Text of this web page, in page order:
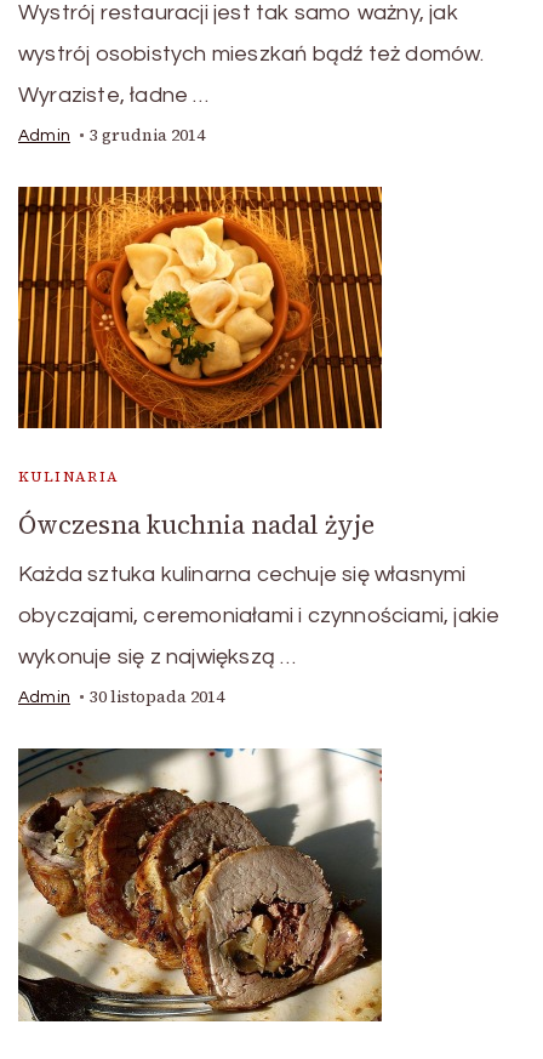
Wystrój restauracji jest tak samo ważny, jak
wystrój osobistych mieszkań bądź też domów.
Wyraziste, ładne …
Admin 3 grudnia 2014
KULINARIA
Ówczesna kuchnia nadal żyje
Każda sztuka kulinarna cechuje się własnymi
obyczajami, ceremoniałami i czynnościami, jakie
wykonuje się z największą …
Admin 30 listopada 2014